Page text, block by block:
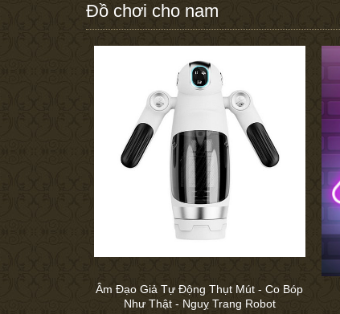
Đồ chơi cho nam
Âm Đạo Giả Tự Động Thụt Mút - Co Bóp
Như Thật - Nguỵ Trang Robot